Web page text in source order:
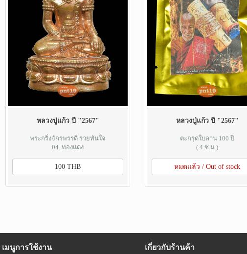
หลวงปู่แก้ว ปี "2567"
พระกริ่งจักรพรรดิ รวยทันใจ
04. ทองแดง
100 THB
หลวงปู่แก้ว ปี "2567"
ตะกรุดใบลาน 100 ปี
( 4 ซ.ม.)
หมดแล้ว / Out of stock
เมนูการใช้งาน เกี่ยวกับร้านค้า